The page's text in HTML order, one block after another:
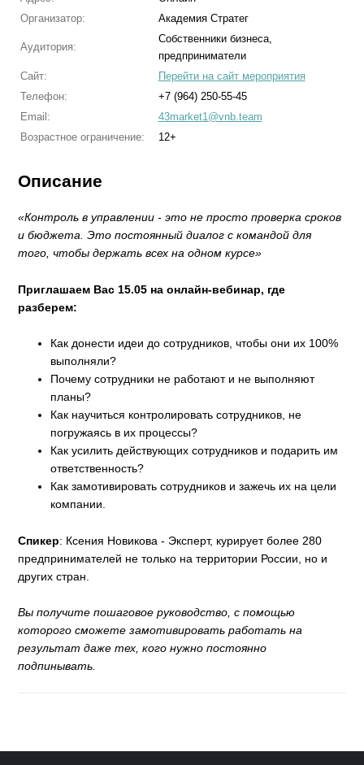
Организатор:
Академия Стратег
Аудитория:
Собственники бизнеса,
предприниматели
Сайт:
Перейти на сайт мероприятия
Телефон:
+7 (964) 250-55-45
Email:
43market1@vnb.team
Возрастное ограничение:
12+
Описание
«Контроль в управлении - это не просто проверка сроков
и бюджета. Это постоянный диалог с командой для
того, чтобы держать всех на одном курсе»
Приглашаем Вас 15.05 на онлайн-вебинар, где
разберем:
Как донести идеи до сотрудников, чтобы они их 100%
выполняли?
Почему сотрудники не работают и не выполняют
планы?
Как научиться контролировать сотрудников, не
погружаясь в их процессы?
Как усилить действующих сотрудников и подарить им
ответственность?
Как замотивировать сотрудников и зажечь их на цели
компании.
Спикер: Ксения Новикова - Эксперт, курирует более 280
предпринимателей не только на территории России, но и
других стран.
Вы получите пошаговое руководство, с помощью
которого сможете замотивировать работать на
результат даже тех, кого нужно постоянно
подпинывать.